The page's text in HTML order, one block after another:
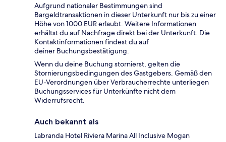
Aufgrund nationaler Bestimmungen sind
Bargeldtransaktionen in dieser Unterkunft nur bis zu einer
Höhe von 1000 EUR erlaubt. Weitere Informationen
erhältst du auf Nachfrage direkt bei der Unterkunft. Die
Kontaktinformationen findest du auf
deiner Buchungsbestätigung.
Wenn du deine Buchung stornierst, gelten die
Stornierungsbedingungen des Gastgebers. Gemäß den
EU-Verordnungen über Verbraucherrechte unterliegen
Buchungsservices für Unterkünfte nicht dem
Widerrufsrecht.
Auch bekannt als
Labranda Hotel Riviera Marina All Inclusive Mogan